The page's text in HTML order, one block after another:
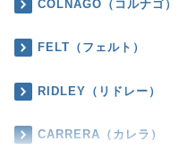
COLNAGO（コルナゴ）
FELT（フェルト）
RIDLEY（リドレー）
CARRERA（カレラ）